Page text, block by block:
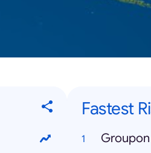
Fastest
Groupon